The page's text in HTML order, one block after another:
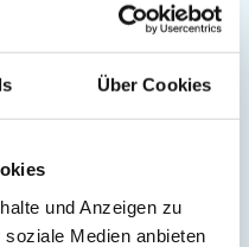
Über Cookies
und Anzeigen zu
Medien anbieten